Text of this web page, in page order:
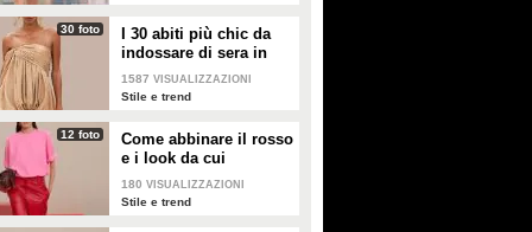
30 foto
I 30 abiti più chic da
indossare di sera in
estate
1587 VISUALIZZAZIONI
Stile e trend
12 foto
Come abbinare il rosso
e i look da cui
prendere ispirazione
180 VISUALIZZAZIONI
Stile e trend